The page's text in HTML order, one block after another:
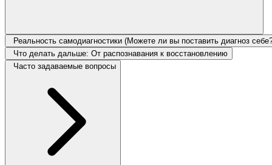
Реальность самодиагностики (Можете ли вы поставить диагноз
Что делать дальше: От распознавания к восстановлению
Часто задаваемые вопросы